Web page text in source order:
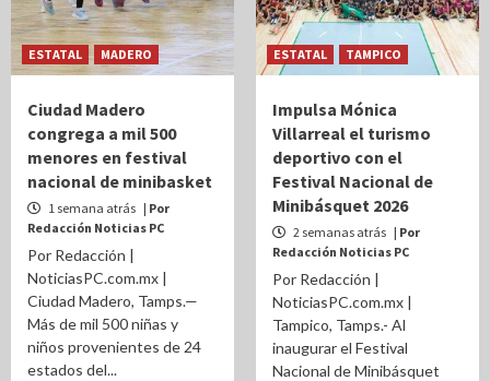
ESTATAL MADERO
Ciudad Madero
congrega a mil 500
menores en festival
nacional de minibasket
1 semana atrás | Por
Redacción Noticias PC
Por Redacción |
NoticiasPC.com.mx |
Ciudad Madero, Tamps.—
Más de mil 500 niñas y
niños provenientes de 24
estados del...
ESTATAL TAMPICO
Impulsa Mónica
Villarreal el turismo
deportivo con el
Festival Nacional de
Minibásquet 2026
2 semanas atrás | Por
Redacción Noticias PC
Por Redacción |
NoticiasPC.com.mx |
Tampico, Tamps.- Al
inaugurar el Festival
Nacional de Minibásquet